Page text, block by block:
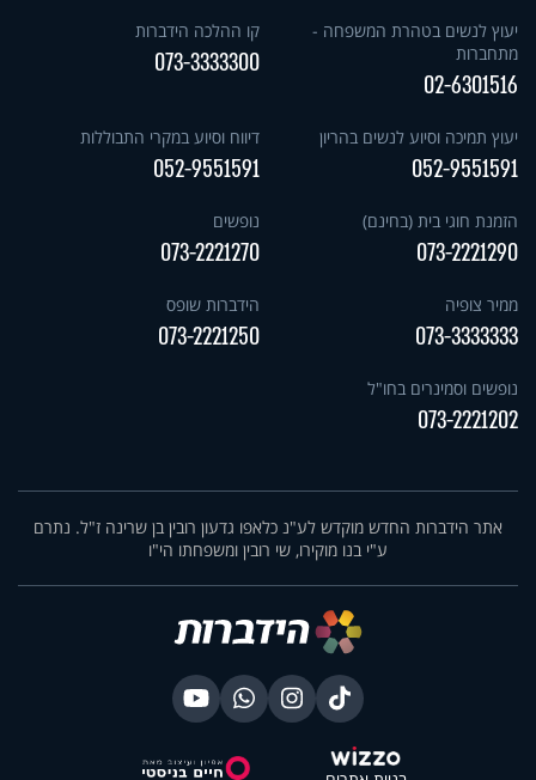
יעוץ לנשים בטהרת המשפחה -
מתחברות
02-6301516
קו ההלכה הידברות
073-3333300
יעוץ תמיכה וסיוע לנשים בהריון
052-9551591
דיווח וסיוע במקרי התבוללות
052-9551591
הזמנת חוגי בית (בחינם)
073-2221290
נופשים
073-2221270
ממיר צופיה
073-3333333
הידברות שופס
073-2221250
נופשים וסמינרים בחו"ל
073-2221202
אתר הידברות החדש מוקדש לע"נ כלאפו גדעון רובין בן שרינה ז"ל. נתרם
ע"י בנו מוקירו, שי רובין ומשפחתו הי"ו